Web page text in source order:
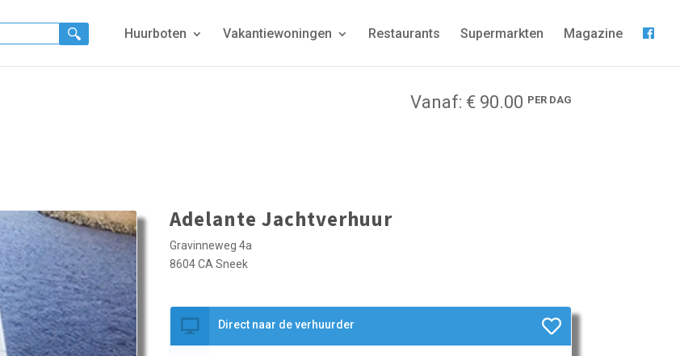
Huurboten Vakantiewoningen Restaurants Supermarkten Magazine
Vanaf: € 90.00 PER DAG
Adelante Jachtverhuur
Gravinneweg 4a
8604 CA Sneek
Direct naar de verhuurder